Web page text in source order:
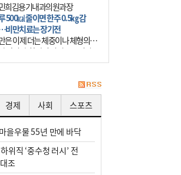
희김용기내과의원과장
500㎉ 줄이면 한주 0.5㎏ 감
비만치료는 장기전
은 이제 더는 체중이나 체형의 문
가 아니다. 하나의 질병으로 인지
치료와 관리를 해야 한다. 세계
경제 사회 스포츠
을우물 55년 만에 바닥
위직 ‘중수청 러시’ 전
조